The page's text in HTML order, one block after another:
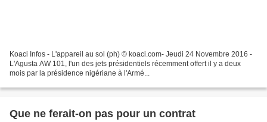
Koaci Infos - L'appareil au sol (ph) © koaci.com- Jeudi 24 Novembre 2016 -
L'Agusta AW 101, l'un des jets présidentiels récemment offert il y a deux
mois par la présidence nigériane à l'Armé...
Que ne ferait-on pas pour un contrat